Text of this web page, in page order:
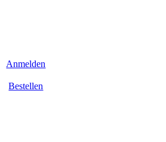
Anmelden
Bestellen